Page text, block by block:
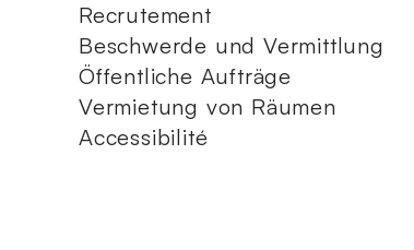
Recrutement
Beschwerde und Vermittlung
Öffentliche Aufträge
Vermietung von Räumen
Accessibilité